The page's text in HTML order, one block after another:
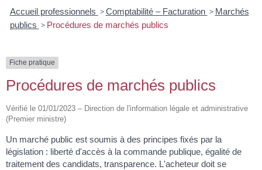
Accueil professionnels > Comptabilité – Facturation > Marchés
publics > Procédures de marchés publics
Fiche pratique
Procédures de marchés publics
Vérifié le 01/01/2023 – Direction de l'information légale et administrative
(Premier ministre)
Un marché public est soumis à des principes fixés par la
législation : liberté d'accès à la commande publique, égalité de
traitement des candidats, transparence. L'acheteur doit se